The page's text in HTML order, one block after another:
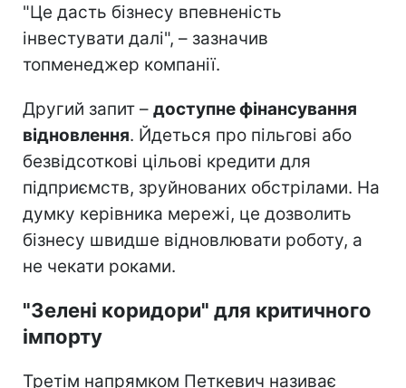
"Це дасть бізнесу впевненість
інвестувати далі", – зазначив
топменеджер компанії.
Другий запит – доступне фінансування
відновлення. Йдеться про пільгові або
безвідсоткові цільові кредити для
підприємств, зруйнованих обстрілами. На
думку керівника мережі, це дозволить
бізнесу швидше відновлювати роботу, а
не чекати роками.
"Зелені коридори" для критичного
імпорту
Третім напрямком Петкевич називає